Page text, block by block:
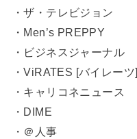
・ザ・テレビジョン
・Men’s PREPPY
・ビジネスジャーナル
・ViRATES [バイレーツ]
・キャリコネニュース
・DIME
・＠人事